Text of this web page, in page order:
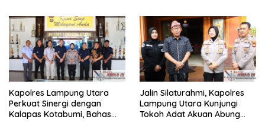
Kapolres Lampung Utara
Perkuat Sinergi dengan
Kalapas Kotabumi, Bahas
Jalin Silaturahmi, Kapolres
Lampung Utara Kunjungi
Tokoh Adat Akuan Abung